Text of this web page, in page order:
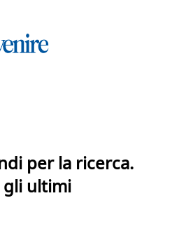
per la ricerca.
gli ultimi